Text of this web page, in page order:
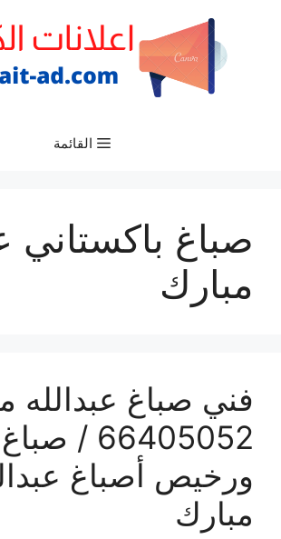
القائمة
صباغ باكستاني
مبارك
فني صباغ عبدالله
66405052
ورخيص أصباغ
مبارك